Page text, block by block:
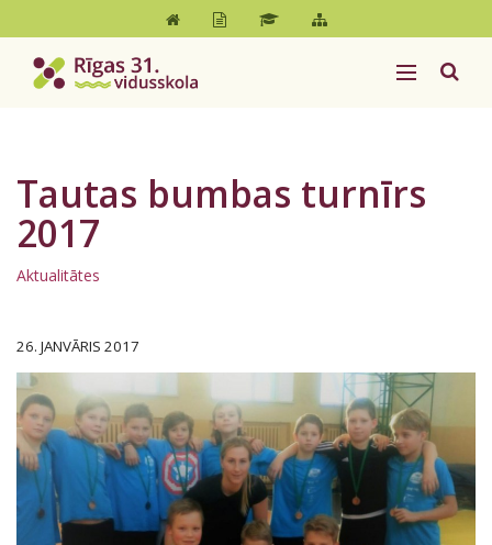
Tautas bumbas turnīrs
2017
Aktualitātes
26. JANVĀRIS 2017